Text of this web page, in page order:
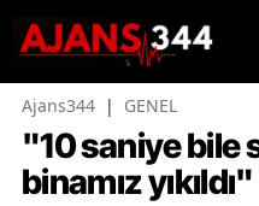
Ajans344 | GENEL
"10 saniye bile
binamız yıkıldı"